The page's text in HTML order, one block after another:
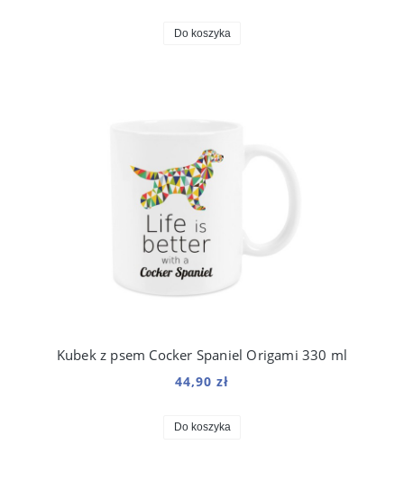
Do koszyka
Kubek z psem Cocker Spaniel Origami 330 ml
44,90 zł
Do koszyka